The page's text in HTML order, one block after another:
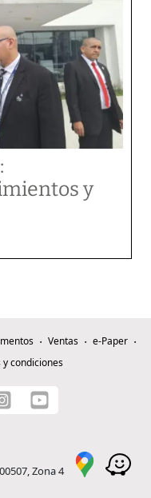
y
Ventas
e-Paper
y condiciones
Zona 4